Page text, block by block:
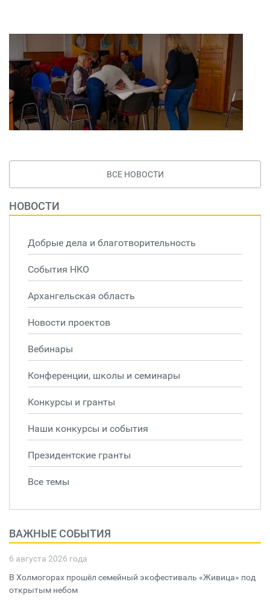
ВСЕ НОВОСТИ
НОВОСТИ
Добрые дела и благотворительность
События НКО
Архангельская область
Новости проектов
Вебинары
Конференции, школы и семинары
Конкурсы и гранты
Наши конкурсы и события
Президентские гранты
Все темы
ВАЖНЫЕ СОБЫТИЯ
6 августа 2026 года
В Холмогорах прошёл семейный экофестиваль «Живица» под
открытым небом